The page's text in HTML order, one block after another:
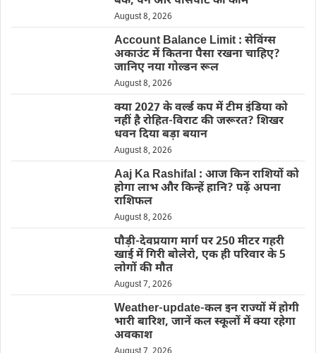
August 8, 2026
Account Balance Limit : सेविंग्स
अकाउंट में कितना पैसा रखना चाहिए?
जानिए नया गोल्डन रूल
August 8, 2026
क्या 2027 के वर्ल्ड कप में टीम इंडिया को
नहीं है रोहित-विराट की जरूरत? शिखर
धवन दिया बड़ा बयान
August 8, 2026
Aaj Ka Rashifal : आज किन राशियों को
होगा लाभ और किन्हें हानि? पढ़ें अपना
राशिफल
August 8, 2026
पौड़ी-देवप्रयाग मार्ग पर 250 मीटर गहरी
खाई में गिरी बोलेरो, एक ही परिवार के 5
लोगों की मौत
August 7, 2026
Weather-update-कल इन राज्यों में होगी
भारी बारिश, जानें कल स्कूलों में क्या रहेगा
अवकाश